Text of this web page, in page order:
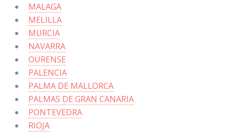
MALAGA
MELILLA
MURCIA
NAVARRA
OURENSE
PALENCIA
PALMA DE MALLORCA
PALMAS DE GRAN CANARIA
PONTEVEDRA
RIOJA